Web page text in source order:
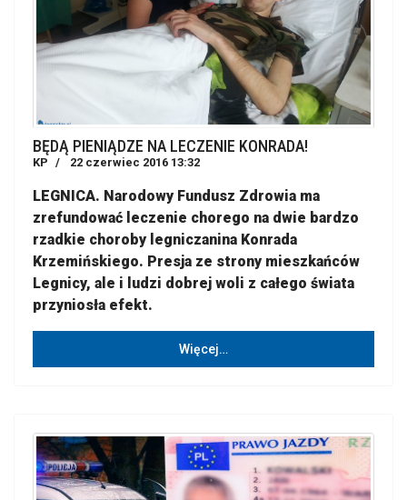
BĘDĄ PIENIĄDZE NA LECZENIE KONRADA!
KP 22 czerwiec 2016 13:32
LEGNICA. Narodowy Fundusz Zdrowia ma
zrefundować leczenie chorego na dwie bardzo
rzadkie choroby legniczanina Konrada
Krzemińskiego. Presja ze strony mieszkańców
Legnicy, ale i ludzi dobrej woli z całego świata
przyniosła efekt.
Więcej…